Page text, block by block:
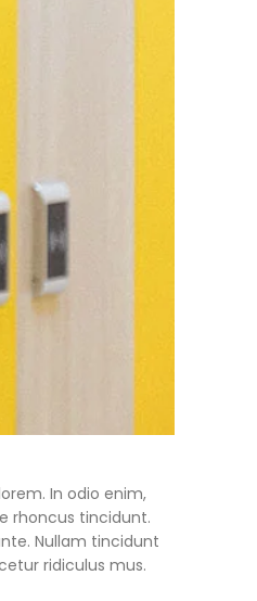
In odio enim,
rhoncus tincidunt.
Nullam tincidunt
ridiculus mus.